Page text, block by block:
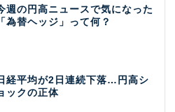
週の円高ニュースで気になった
「為替ヘッジ」って何？
経平均が2日連続下落…円高シ
ックの正体